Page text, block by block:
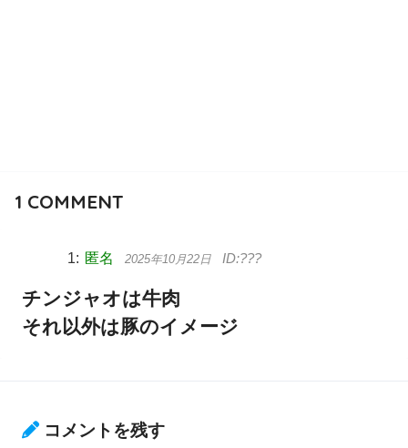
1 COMMENT
匿名 2025年10月22日
チンジャオは牛肉
それ以外は豚のイメージ
コメントを残す